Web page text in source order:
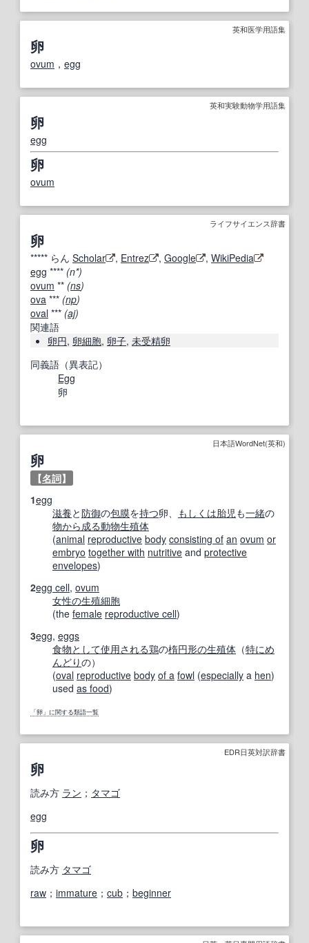
英和医学用語集
卵
ovum ， egg
英和実験動物学用語集
卵
egg
卵
ovum
ライフサイエンス辞書
卵
***** らん Scholar , Entrez , Google , WikiPedia
egg **** (n*)
ovum ** (ns)
ova *** (np)
oval *** (aj)
関連語
卵円, 卵細胞, 卵子, 未受精卵
同義語（異表記）
Egg
卵
日本語WordNet(英和)
卵
【名詞】
1egg
滋養と防御の包膜を持つ卵、 もしくは胎児も一緒の
物から成る動物生殖体
(animal reproductive body consisting of an ovum or
embryo together with nutritive and protective
envelopes)
2egg cell, ovum
女性の生殖細胞
(the female reproductive cell)
3egg, eggs
食物として使用される鶏の楕円形の生殖体 （特にめ
んどりの）
(oval reproductive body of a fowl (especially a hen)
used as food)
「卵」に関する類語一覧
EDR日英対訳辞書
卵
読み方 ラン ； タマゴ
egg
卵
読み方 タマゴ
raw ； immature ； cub ； beginner